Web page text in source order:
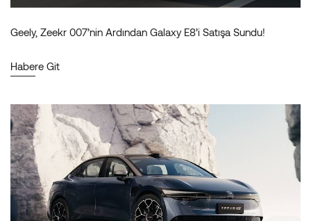
Geely, Zeekr 007’nin Ardından Galaxy E8’i Satışa Sundu!
Habere Git